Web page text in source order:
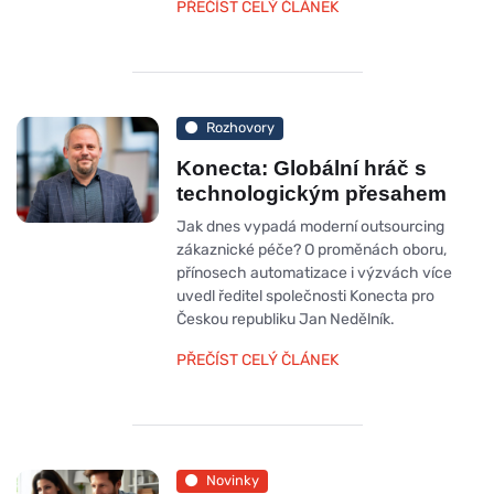
PŘEČÍST CELÝ ČLÁNEK
Rozhovory
Konecta: Globální hráč s
technologickým přesahem
Jak dnes vypadá moderní outsourcing
zákaznické péče? O proměnách oboru,
přínosech automatizace i výzvách více
uvedl ředitel společnosti Konecta pro
Českou republiku Jan Nedělník.
PŘEČÍST CELÝ ČLÁNEK
Novinky